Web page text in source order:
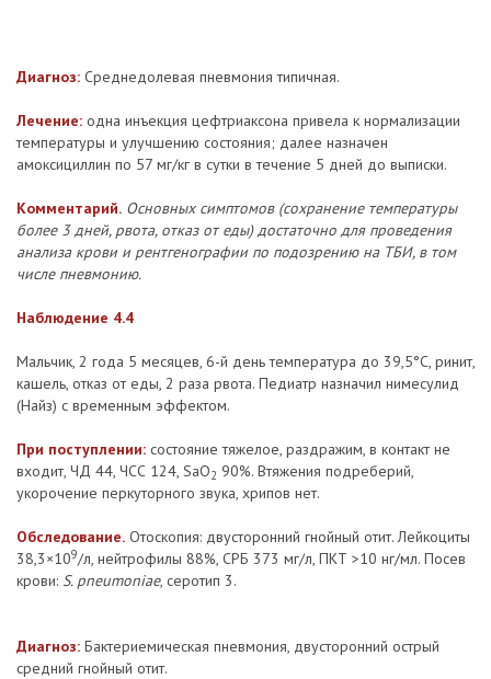
Диагноз: Среднедолевая пневмония типичная.
Лечение: одна инъекция цефтриаксона привела к нормализации
температуры и улучшению состояния; далее назначен
амоксициллин по 57 мг/кг в сутки в течение 5 дней до выписки.
Комментарий. Основных симптомов (сохранение температуры
более 3 дней, рвота, отказ от еды) достаточно для проведения
анализа крови и рентгенографии по подозрению на ТБИ, в том
числе пневмонию.
Наблюдение 4.4
Мальчик, 2 года 5 месяцев, 6-й день температура до 39,5°С, ринит,
кашель, отказ от еды, 2 раза рвота. Педиатр назначил нимесулид
(Найз) с временным эффектом.
При поступлении: состояние тяжелое, раздражим, в контакт не
входит, ЧД 44, ЧСС 124, SaO2 90%. Втяжения подреберий,
укорочение перкуторного звука, хрипов нет.
Обследование. Отоскопия: двусторонний гнойный отит. Лейкоциты
38,3×109/л, нейтрофилы 88%, СРБ 373 мг/л, ПКТ >10 нг/мл. Посев
крови: S. pneumoniae, серотип 3.
Диагноз: Бактериемическая пневмония, двусторонний острый
средний гнойный отит.